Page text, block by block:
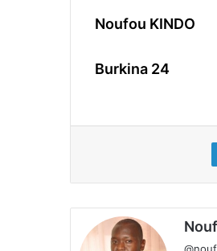
Noufou KINDO
Burkina 24